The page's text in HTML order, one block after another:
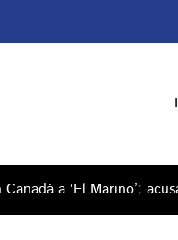
a ‘El Marino’;